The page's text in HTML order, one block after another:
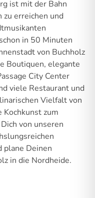
ist mit der Bahn
erreichen und
in 50 Minuten
von Buchholz
Boutiquen, elegante
City Center
viele Restaurant und
Vielfalt von
zum
von unseren
plane Deinen
in die Nordheide.